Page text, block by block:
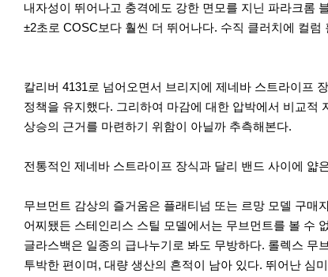
내자성이 뛰어나고 충격에도 강한 면모를 지닌 파라크롬
±2초로 COSC보다 훨씬 더 뛰어나다. 수직 클러치에 컬
이
전
다
음
칼리버 4131로 넘어오면서 브리지에 제네바 스트라이프
정책을 유지했다. 그리하여 마감에 대한 압박에서 비교적
상승의 근거를 마련하기 위함이 아닐까 추측해본다.
전통적인 제네바 스트라이프 장식과 달리 밴드 사이에 얇
무브먼트 감상의 즐거움은 플래티넘 또는 르망 모델 구매
어찌됐든 스테인리스 스틸 모델에서는 무브먼트를 볼 수
글라스백은 일종의 급나누기로 봐도 무방하다. 롤렉스 무
투박한 편이며, 대량 생산의 흔적이 남아 있다. 뛰어난 심